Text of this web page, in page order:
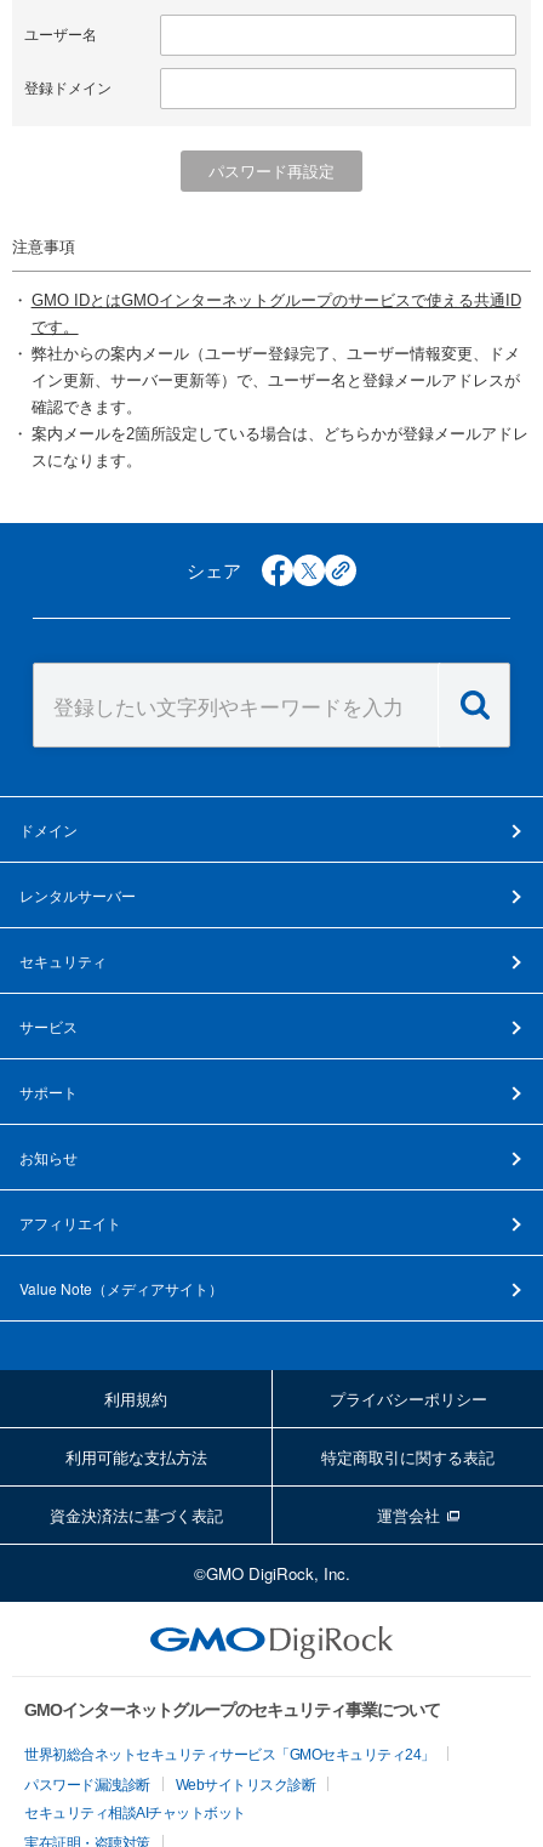
ユーザー名
登録ドメイン
注意事項
GMO IDとはGMOインターネットグループのサービスで使える共通ID
です。
弊社からの案内メール（ユーザー登録完了、ユーザー情報変更、ドメ
イン更新、サーバー更新等）で、ユーザー名と登録メールアドレスが
確認できます。
案内メールを2箇所設定している場合は、どちらかが登録メールアドレ
スになります。
シェア facebook
x copy
ドメイン
レンタルサーバー
セキュリティ
サービス
サポート
お知らせ
アフィリエイト
Value Note（ メディアサイト ）
利用規約 プライバシーポリシー
利用可能な支払方法 特定商取引に関する表記
資金決済法に基づく表記 運営会社
©GMO DigiRock, Inc.
GMOインターネットグループのセキュリティ事業について
世界初総合ネットセキュリティサービス「GMOセキュリティ24」
パスワード漏洩診断
Webサイトリスク診断
セキュリティ相談AIチャットボット
実在証明・盗聴対策